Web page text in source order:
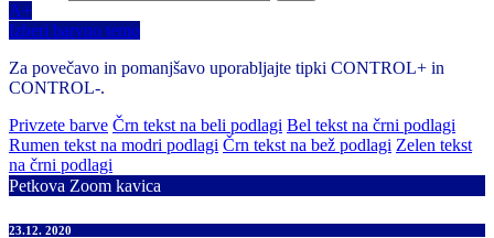
A+
Izberi barvno temo
Za povečavo in pomanjšavo uporabljajte tipki CONTROL+ in
CONTROL-.
Privzete barve Črn tekst na beli podlagi Bel tekst na črni podlagi
Rumen tekst na modri podlagi Črn tekst na bež podlagi Zelen tekst
na črni podlagi
Petkova Zoom kavica
23.12. 2020